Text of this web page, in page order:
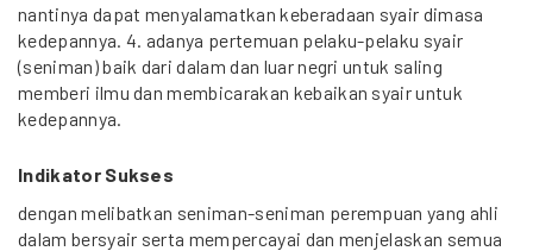
nantinya dapat menyalamatkan keberadaan syair dimasa
kedepannya. 4. adanya pertemuan pelaku-pelaku syair
(seniman) baik dari dalam dan luar negri untuk saling
memberi ilmu dan membicarakan kebaikan syair untuk
kedepannya.
Indikator Sukses
dengan melibatkan seniman-seniman perempuan yang ahli
dalam bersyair serta mempercayai dan menjelaskan semua